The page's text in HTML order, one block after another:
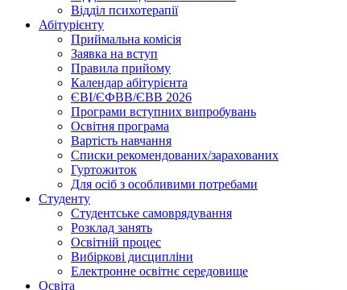
Відділ психотерапії
Абітурієнту
Приймальна комісія
Заявка на вступ
Правила прийому
Календар абітурієнта
ЄВІ/ЄФВВ/ЄВВ 2026
Програми вступних випробувань
Освітня програма
Вартість навчання
Списки рекомендованих/зарахованих
Гуртожиток
Для осіб з особливими потребами
Студенту
Студентське самоврядування
Розклад занять
Освітній процес
Вибіркові дисципліни
Електронне освітнє середовище
Освіта